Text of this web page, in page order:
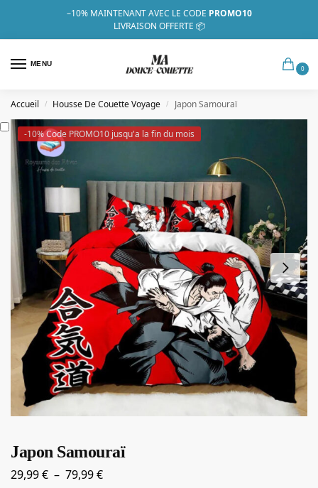
–10% MAINTENANT AVEC LE CODE PROMO10
LIVRAISON OFFERTE 📦
MENU
0
Accueil / Housse De Couette Voyage / Japon Samouraï
-10% Code PROMO10 jusqu'a la fin du mois
Japon Samouraï
29,99€ – 79,99€